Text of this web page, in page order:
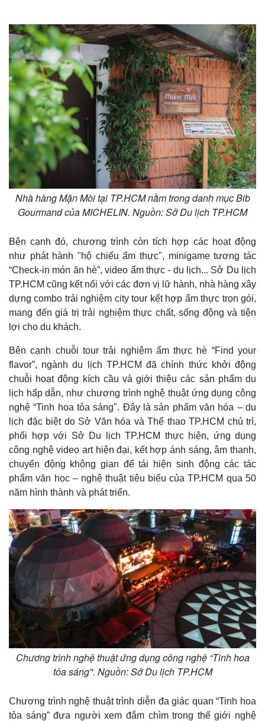
Kinh tế
Bất động sản
Khởi nghiệp
Thị trường
Giá vàng
Tiêu dùng
Tỷ giá
Chứng khoán
Giá cà phê
Nhà hàng Mặn Mòi tại TP.HCM nằm trong danh mục Bib
Gourmand của MICHELIN. Nguồn: Sở Du lịch TP.HCM
Bên cạnh đó, chương trình còn tích hợp các hoạt động
như phát hành "hộ chiếu ẩm thực", minigame tương tác
“Check-in món ăn hè”, video ẩm thực - du lịch... Sở Du lịch
TP.HCM cũng kết nối với các đơn vị lữ hành, nhà hàng xây
dựng combo trải nghiệm city tour kết hợp ẩm thực trọn gói,
mang đến giá trị trải nghiệm thực chất, sống động và tiện
lợi cho du khách.
Bên cạnh chuỗi tour trải nghiệm ẩm thực hè “Find your
flavor”, ngành du lịch TP.HCM đã chính thức khởi động
chuỗi hoạt động kích cầu và giới thiệu các sản phẩm du
lịch hấp dẫn, như chương trình nghệ thuật ứng dụng công
nghệ “Tinh hoa tỏa sáng". Đây là sản phẩm văn hóa – du
lịch đặc biệt do Sở Văn hóa và Thể thao TP.HCM chủ trì,
phối hợp với Sở Du lịch TP.HCM thực hiện, ứng dụng
công nghệ video art hiện đại, kết hợp ánh sáng, âm thanh,
chuyển động không gian để tái hiện sinh động các tác
phẩm văn học – nghệ thuật tiêu biểu của TP.HCM qua 50
năm hình thành và phát triển.
Chương trình nghệ thuật ứng dụng công nghệ “Tinh hoa
tỏa sáng". Nguồn: Sở Du lịch TP.HCM
Chương trình nghệ thuật trình diễn đa giác quan “Tinh hoa
tỏa sáng” đưa người xem đắm chìm trong thế giới nghệ